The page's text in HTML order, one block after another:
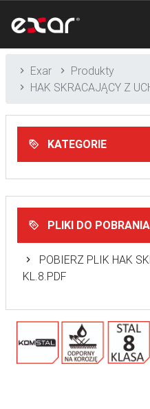
Exar
Produkty
HAK SKRACAJĄCY Z
KATEGORIE
PLIKI DO POBRANIA
POBIERZ PLIK HAK
KL.8.PDF